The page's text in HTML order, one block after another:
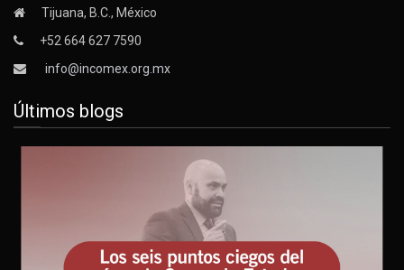
Tijuana, B.C., México
+52 664 627 7590
info@incomex.org.mx
Últimos blogs